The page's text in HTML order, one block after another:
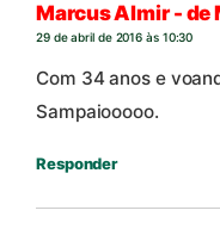
Marcus Almir - de
29 de abril de 2016 às 10:30
Com 34 anos e
Sampaiooooo.
Responder